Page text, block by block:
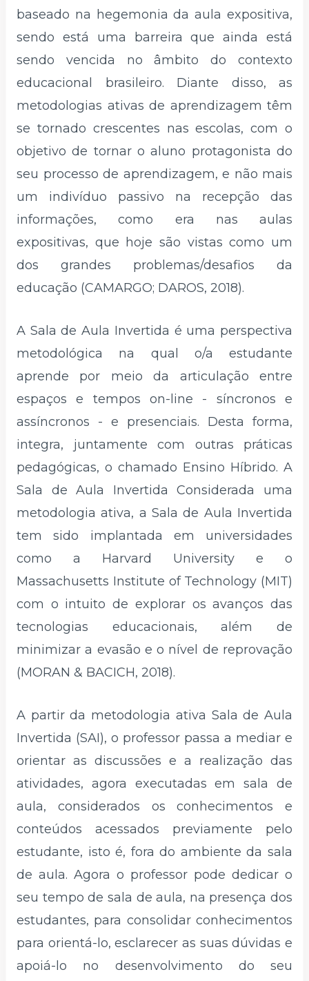
baseado na hegemonia da aula expositiva,
sendo está uma barreira que ainda está
sendo vencida no âmbito do contexto
educacional brasileiro. Diante disso, as
metodologias ativas de aprendizagem têm
se tornado crescentes nas escolas, com o
objetivo de tornar o aluno protagonista do
seu processo de aprendizagem, e não mais
um indivíduo passivo na recepção das
informações, como era nas aulas
expositivas, que hoje são vistas como um
dos grandes problemas/desafios da
educação (CAMARGO; DAROS, 2018).
A Sala de Aula Invertida é uma perspectiva
metodológica na qual o/a estudante
aprende por meio da articulação entre
espaços e tempos on-line - síncronos e
assíncronos - e presenciais. Desta forma,
integra, juntamente com outras práticas
pedagógicas, o chamado Ensino Híbrido. A
Sala de Aula Invertida Considerada uma
metodologia ativa, a Sala de Aula Invertida
tem sido implantada em universidades
como a Harvard University e o
Massachusetts Institute of Technology (MIT)
com o intuito de explorar os avanços das
tecnologias educacionais, além de
minimizar a evasão e o nível de reprovação
(MORAN & BACICH, 2018).
A partir da metodologia ativa Sala de Aula
Invertida (SAI), o professor passa a mediar e
orientar as discussões e a realização das
atividades, agora executadas em sala de
aula, considerados os conhecimentos e
conteúdos acessados previamente pelo
estudante, isto é, fora do ambiente da sala
de aula. Agora o professor pode dedicar o
seu tempo de sala de aula, na presença dos
estudantes, para consolidar conhecimentos
para orientá-lo, esclarecer as suas dúvidas e
apoiá-lo no desenvolvimento do seu